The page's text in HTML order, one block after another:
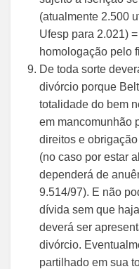
(atualmente 2.500
Ufesp para 2.021)
homologação pelo
De toda sorte
divórcio porque
totalidade do bem
em mancomunhão
direitos e
(no caso por estar
dependerá de
9.514/97). E não
dívida sem que
deverá ser
divórcio.
partilhado em sua